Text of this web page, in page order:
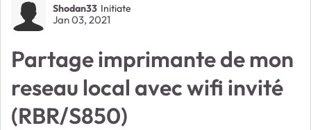
Forum Discussion
Shodan33 Initiate
Jan 03, 2021
Partage imprimante de mon
reseau local avec wifi invité
(RBR/S850)